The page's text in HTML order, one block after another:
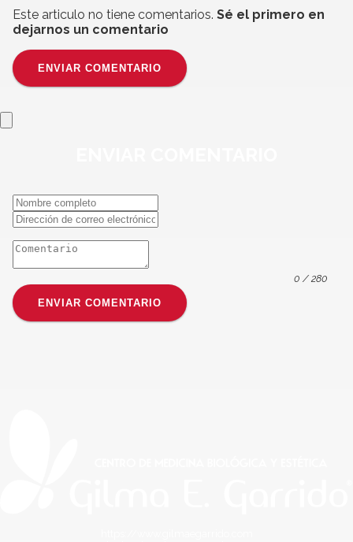
Este articulo no tiene comentarios. Sé el primero en
dejarnos un comentario
ENVIAR COMENTARIO
0 / 280
ENVIAR COMENTARIO